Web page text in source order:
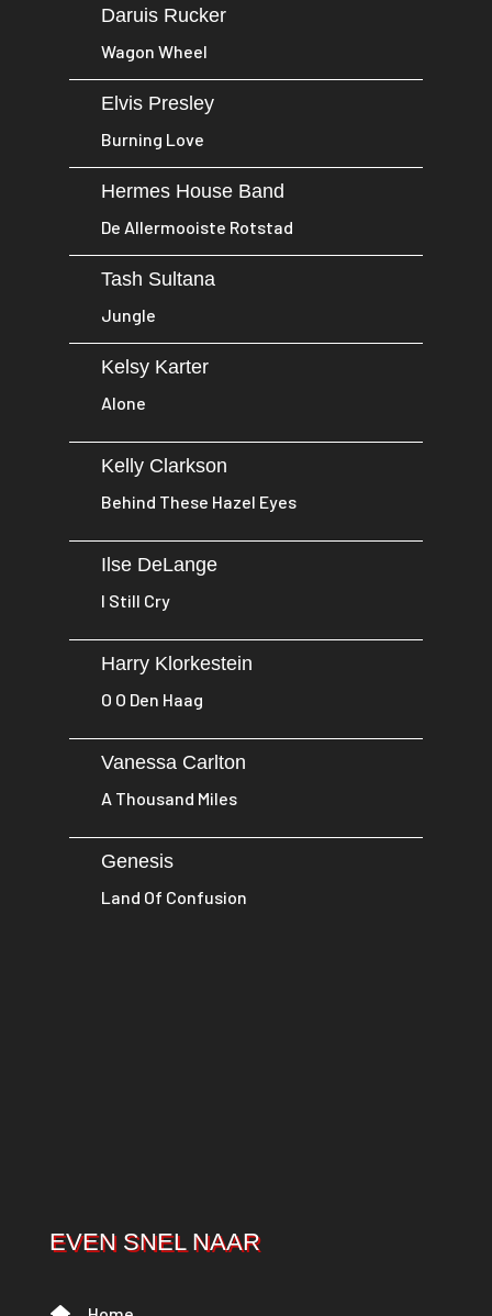
Daruis Rucker
Wagon Wheel
Elvis Presley
Burning Love
Hermes House Band
De Allermooiste Rotstad
Tash Sultana
Jungle
Kelsy Karter
Alone
Kelly Clarkson
Behind These Hazel Eyes
Ilse DeLange
I Still Cry
Harry Klorkestein
O O Den Haag
Vanessa Carlton
A Thousand Miles
Genesis
Land Of Confusion
EVEN SNEL NAAR